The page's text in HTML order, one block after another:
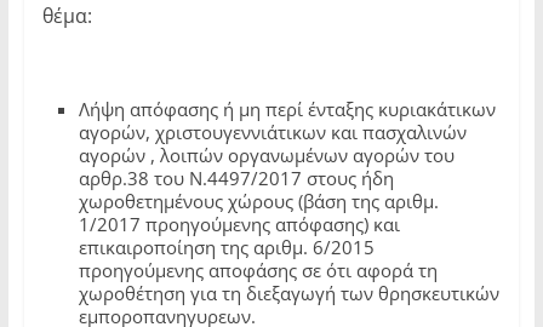
θέμα:
Λήψη απόφασης ή μη περί ένταξης κυριακάτικων
αγορών, χριστουγεννιάτικων και πασχαλινών
αγορών , λοιπών οργανωμένων αγορών του
αρθρ.38 του Ν.4497/2017 στους ήδη
χωροθετημένους χώρους (βάση της αριθμ.
1/2017 προηγούμενης απόφασης) και
επικαιροποίηση της αριθμ. 6/2015
προηγούμενης αποφάσης σε ότι αφορά τη
χωροθέτηση για τη διεξαγωγή των θρησκευτικών
εμποροπανηγυρεων.